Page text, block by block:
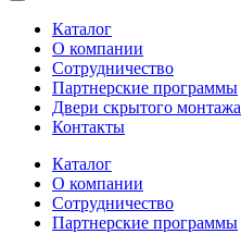
Каталог
О компании
Сотрудничество
Партнерские программы
Двери скрытого монтажа
Контакты
Каталог
О компании
Сотрудничество
Партнерские программы